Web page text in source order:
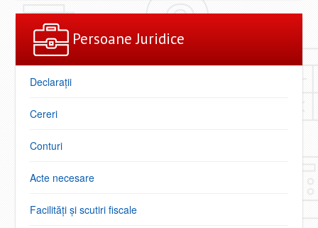
Persoane Juridice
Declarații
Cereri
Conturi
Acte necesare
Facilități şi scutiri fiscale